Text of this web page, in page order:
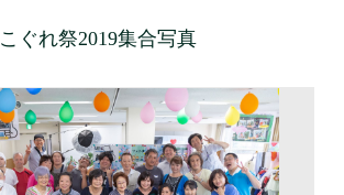
こぐれ祭2019集合写真